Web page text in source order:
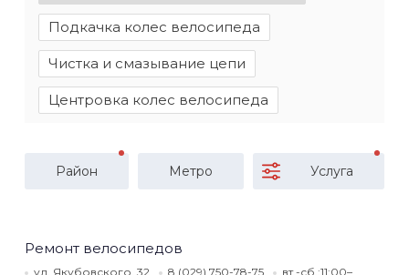
Подкачка колес велосипеда
Чистка и смазывание цепи
Центровка колес велосипеда
Район Метро Услуга
Ремонт велосипедов
ул. Якубовского, 32 8 (029) 750-78-75
вт.-сб.:11:00–